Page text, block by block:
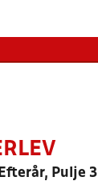
Pulje 3